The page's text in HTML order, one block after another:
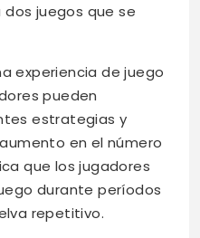
juegos que se
experiencia de juego
pueden
estrategias y
en el número
que los jugadores
durante períodos
repetitivo.